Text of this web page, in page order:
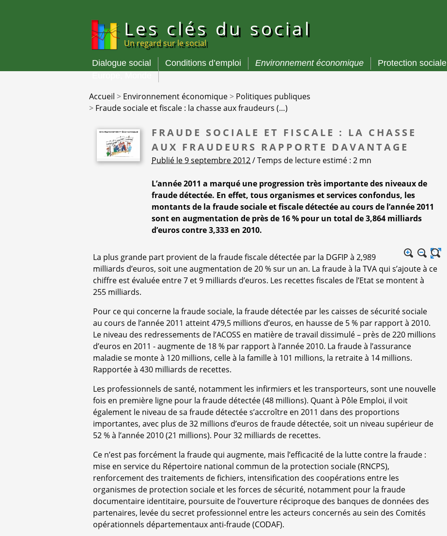
Les clés du social
Un regard sur le social
Menu
Dialogue social Conditions d’emploi Environnement économique Protection sociale
Accueil > Environnement économique> Politiques publiques
> Fraude sociale et fiscale : la chasse aux fraudeurs (…)
FRAUDE SOCIALE ET FISCALE : LA CHASSE
AUX FRAUDEURS RAPPORTE DAVANTAGE
Publié le 9 septembre 2012/ Temps de lecture estimé : 2 mn
L’année 2011 a marqué une progression très importante des niveaux de
fraude détectée. En effet, tous organismes et services confondus, les
montants de la fraude sociale et fiscale détectée au cours de l’année 2011
sont en augmentation de près de 16 % pour un total de 3,864 milliards
d’euros contre 3,333 en 2010.
La plus grande part provient de la fraude fiscale détectée par la DGFIP à 2,989
milliards d’euros, soit une augmentation de 20 % sur un an. La fraude à la TVA qui s’ajoute à ce
chiffre est évaluée entre 7 et 9 milliards d’euros. Les recettes fiscales de l’Etat se montent à
255 milliards.
Pour ce qui concerne la fraude sociale, la fraude détectée par les caisses de sécurité sociale
au cours de l’année 2011 atteint 479,5 millions d’euros, en hausse de 5 % par rapport à 2010.
Le niveau des redressements de l’ACOSS en matière de travail dissimulé – près de 220 millions
d’euros en 2011 - augmente de 18 % par rapport à l’année 2010. La fraude à l’assurance
maladie se monte à 120 millions, celle à la famille à 101 millions, la retraite à 14 millions.
Rapportée à 430 milliards de recettes.
Les professionnels de santé, notamment les infirmiers et les transporteurs, sont une nouvelle
fois en première ligne pour la fraude détectée (48 millions). Quant à Pôle Emploi, il voit
également le niveau de sa fraude détectée s’accroître en 2011 dans des proportions
importantes, avec plus de 32 millions d’euros de fraude détectée, soit un niveau supérieur de
52 % à l’année 2010 (21 millions). Pour 32 milliards de recettes.
Ce n’est pas forcément la fraude qui augmente, mais l’efficacité de la lutte contre la fraude :
mise en service du Répertoire national commun de la protection sociale (RNCPS),
renforcement des traitements de fichiers, intensification des coopérations entre les
organismes de protection sociale et les forces de sécurité, notamment pour la fraude
documentaire identitaire, poursuite de l’ouverture réciproque des banques de données des
partenaires, levée du secret professionnel entre les acteurs concernés au sein des Comités
opérationnels départementaux anti-fraude (CODAF).